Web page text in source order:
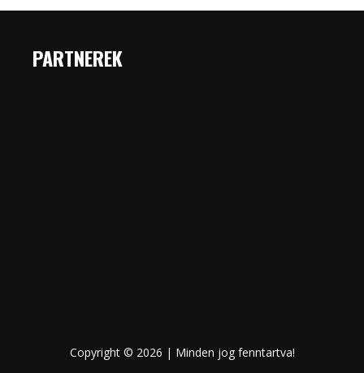
PARTNEREK
Copyright © 2026 | Minden jog fenntartva!